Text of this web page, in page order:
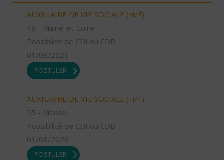
AUXILIAIRE DE VIE SOCIALE (H/F)
49 - Maine-et-Loire
Possibilité de CDI ou CDD
01/08/2026
POSTULER
AUXILIAIRE DE VIE SOCIALE (H/F)
55 - Meuse
Possibilité de CDI ou CDD
01/08/2026
POSTULER